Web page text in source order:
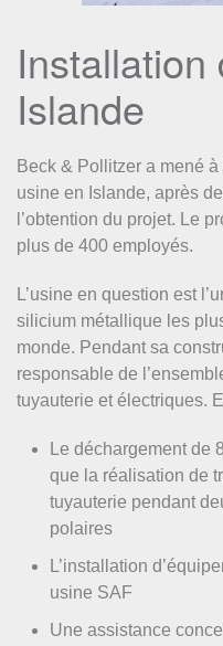
Installation
Islande
Beck & Pollitzer a mené
usine en Islande, après
l’obtention du projet. Le
plus de 400 employés.
L’usine en question est
silicium métallique les
monde. Pendant sa
responsable de
tuyauterie et électriques.
Le déchargement de
que la réalisation de
tuyauterie pendant
polaires
L’installation
usine SAF
Une assistance